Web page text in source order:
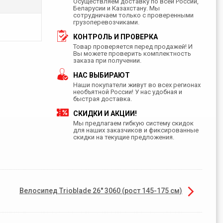
Беларусии и Казахстану. Мы
сотрудничаем только с проверенными
грузоперевозчиками.
КОНТРОЛЬ И ПРОВЕРКА
Товар проверяется перед продажей! И
Вы можете проверить комплектность
заказа при получении.
НАС ВЫБИРАЮТ
Наши покупатели живут во всех регионах
необъятной России! У нас удобная и
быстрая доставка.
СКИДКИ И АКЦИИ!
Мы предлагаем гибкую систему скидок
для наших заказчиков и фиксированные
скидки на текущие предложения.
Велосипед Trioblade 26'' 3060 (рост 145-175 см)